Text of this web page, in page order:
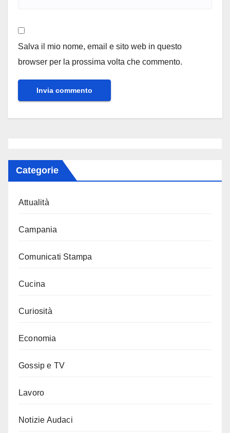
Salva il mio nome, email e sito web in questo
browser per la prossima volta che commento.
Categorie
Attualità
Campania
Comunicati Stampa
Cucina
Curiosità
Economia
Gossip e TV
Lavoro
Notizie Audaci